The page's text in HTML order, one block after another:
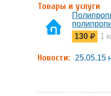
Товары и услуги
130
1
Новости: 25.05.15